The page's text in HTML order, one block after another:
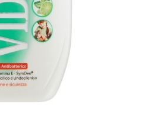
si